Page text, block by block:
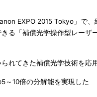
EXPO 2015 Tokyo」で、
る「補償光学操作型レーザ
れてきた補償光学技術を応
～10倍の分解能を実現した